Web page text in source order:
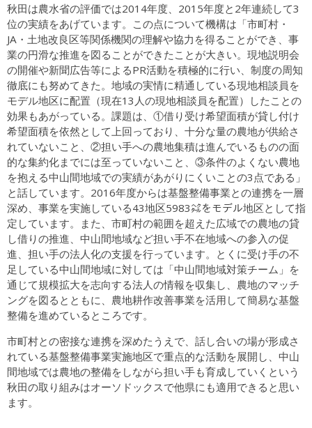
秋田は農水省の評価では2014年度、2015年度と2年連続して3
位の実績をあげています。この点について機構は「市町村・
JA・土地改良区等関係機関の理解や協力を得ることができ、事
業の円滑な推進を図ることができたことが大きい。現地説明会
の開催や新聞広告等によるPR活動を積極的に行い、制度の周知
徹底にも努めてきた。地域の実情に精通している現地相談員を
モデル地区に配置（現在13人の現地相談員を配置）したことの
効果もあがっている。課題は、①借り受け希望面積が貸し付け
希望面積を依然として上回っており、十分な量の農地が供給さ
れていないこと、②担い手への農地集積は進んでいるものの面
的な集約化までには至っていないこと、③条件のよくない農地
を抱える中山間地域での実績があがりにくいことの3点である」
と話しています。2016年度からは基盤整備事業との連携を一層
深め、事業を実施している43地区5983㌶をモデル地区として指
定しています。また、市町村の範囲を超えた広域での農地の貸
し借りの推進、中山間地域など担い手不在地域への参入の促
進、担い手の法人化の支援を行っています。とくに受け手の不
足している中山間地域に対しては「中山間地域対策チーム」を
通じて規模拡大を志向する法人の情報を収集し、農地のマッチ
ングを図るとともに、農地耕作改善事業を活用して簡易な基盤
整備を進めているところです。
市町村との密接な連携を深めたうえで、話し合いの場が形成さ
れている基盤整備事業実施地区で重点的な活動を展開し、中山
間地域では農地の整備をしながら担い手も育成していくという
秋田の取り組みはオーソドックスで他県にも適用できると思い
ます。